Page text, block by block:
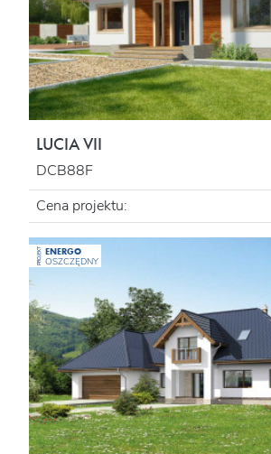
LUCIA VII
DCB88F
Cena projektu:
PROJEKT ENERGO
OSZCZĘDNY